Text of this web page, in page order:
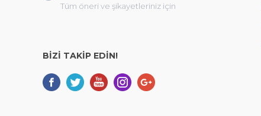
Tüm öneri ve şikayetleriniz için
BİZİ TAKİP EDİN!